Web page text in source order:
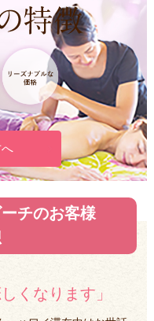
チのお客様
くなります」